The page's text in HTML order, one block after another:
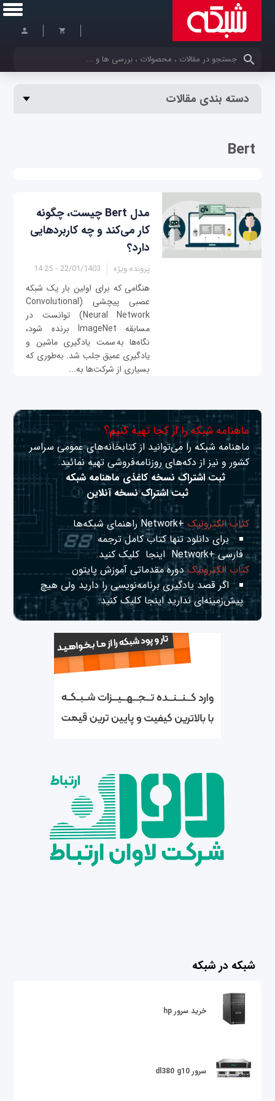
کلمات کلیدی خود را وارد کنید
دسته بندی مقالات
Bert
مدل Bert چیست، چگونه
کار می‌کند و چه کاربردهایی
دارد؟
پرونده ویژه 22/01/1403 - 14:25
هنگامی که برای اولین بار یک شبکه
عصبی پیچشی (Convolutional
Neural Network) توانست در
مسابقه ImageNet برنده شود،
نگاه‌ها به سمت یادگیری ماشین و
یادگیری عمیق جلب شد. به‌طوری که
بسیاری از شرکت‌ها به...
ماهنامه شبکه را از کجا تهیه کنیم؟
ماهنامه شبکه را می‌توانید از کتابخانه‌های عمومی سراسر
کشور و نیز از دکه‌های روزنامه‌فروشی تهیه نمائید.
ثبت اشتراک نسخه کاغذی ماهنامه شبکه
ثبت اشتراک نسخه آنلاین
کتاب الکترونیک+Network راهنمای شبکه‌ها
برای دانلود تنها کتاب کامل ترجمه
فارسی +Network
اینجا کلیک کنید.
کتاب الکترونیکدوره مقدماتی آموزش پایتون
اگر قصد یادگیری برنامه‌نویسی را دارید ولی هیچ
پیش‌زمینه‌ای نداریداینجا کلیک کنید.
شبکه در شبکه
خرید سرور hp
سرور dl380 g10